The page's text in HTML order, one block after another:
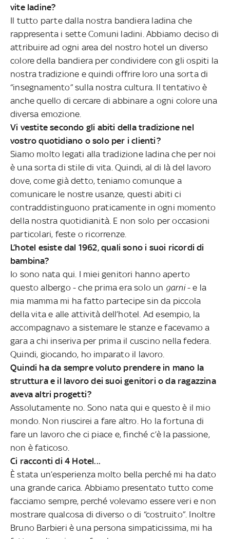
vite ladine?
Il tutto parte dalla nostra bandiera ladina che
rappresenta i sette Comuni ladini. Abbiamo deciso di
attribuire ad ogni area del nostro hotel un diverso
colore della bandiera per condividere con gli ospiti la
nostra tradizione e quindi offrire loro una sorta di
“insegnamento” sulla nostra cultura. Il tentativo è
anche quello di cercare di abbinare a ogni colore una
diversa emozione.
Vi vestite secondo gli abiti della tradizione nel
vostro quotidiano o solo per i clienti?
Siamo molto legati alla tradizione ladina che per noi
è una sorta di stile di vita. Quindi, al di là del lavoro
dove, come già detto, teniamo comunque a
comunicare le nostre usanze, questi abiti ci
contraddistinguono praticamente in ogni momento
della nostra quotidianità. E non solo per occasioni
particolari, feste o ricorrenze.
L’hotel esiste dal 1962, quali sono i suoi ricordi di
bambina?
Io sono nata qui. I miei genitori hanno aperto
questo albergo - che prima era solo un garni- e la
mia mamma mi ha fatto partecipe sin da piccola
della vita e alle attività dell’hotel. Ad esempio, la
accompagnavo a sistemare le stanze e facevamo a
gara a chi inseriva per prima il cuscino nella federa.
Quindi, giocando, ho imparato il lavoro.
Quindi ha da sempre voluto prendere in mano la
struttura e il lavoro dei suoi genitori o da ragazzina
aveva altri progetti?
Assolutamente no. Sono nata qui e questo è il mio
mondo. Non riuscirei a fare altro. Ho la fortuna di
fare un lavoro che ci piace e, finché c’è la passione,
non è faticoso.
Ci racconti di 4 Hotel...
È stata un’esperienza molto bella perché mi ha dato
una grande carica. Abbiamo presentato tutto come
facciamo sempre, perché volevamo essere veri e non
mostrare qualcosa di diverso o di “costruito”. Inoltre
Bruno Barbieri è una persona simpaticissima, mi ha